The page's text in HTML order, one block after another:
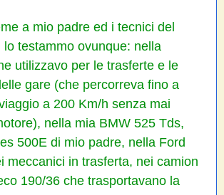
a mio padre ed i tecnici del
lo testammo ovunque: nella
utilizzavo per le trasferte e le
gare (che percorreva fino a
a 200 Km/h senza mai
nella mia BMW 525 Tds,
500E di mio padre, nella Ford
meccanici in trasferta, nei camion
190/36 che trasportavano la